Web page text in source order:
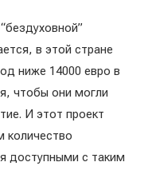
в этой стране
ниже 14000 евро в
чтобы они могли
И этот проект
количество
доступными с таким